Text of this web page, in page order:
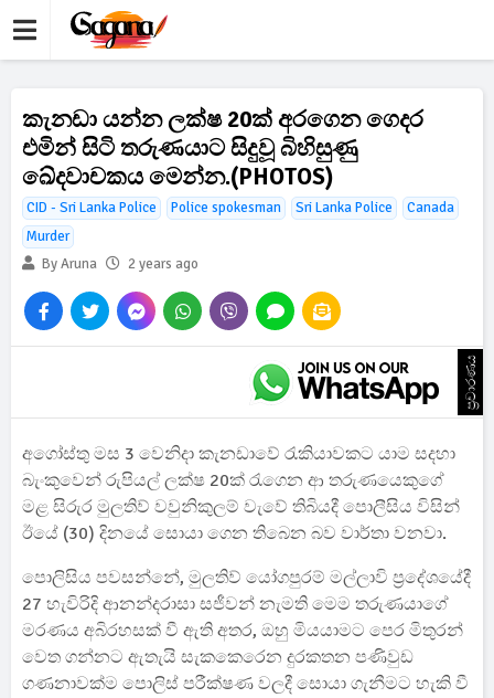
කැනඩා යන්න ලක්ෂ 20ක් අරගෙන ගෙදර
එමින් සිටි තරුණයාට සිදුවූ බිහිසුණු
ඛේදවාචකය මෙන්න.(PHOTOS)
CID - Sri Lanka Police Police spokesman Sri Lanka Police
Canada
Murder
By Aruna
2 years ago
ප්‍රචාරණය
අගෝස්තු මස 3 වෙනිදා කැනඩාවේ රැකියාවකට යාම සදහා
බැංකුවෙන් රුපියල් ලක්ෂ 20ක් රැගෙන ආ තරුණයෙකුගේ
මළ සිරුර මුලතිව් වවුනිකුලම් වැවේ තිබියදී පොලීසිය විසින්
ඊයේ (30) දිනයේ සොයා ගෙන තිබෙන බව වාර්තා වනවා.
පොලිසිය පවසන්නේ, මුලතිව් යෝගපුරම් මල්ලාවි ප්‍රදේශයේදී
27 හැවිරිදි ආනන්දරාසා සජීවන් නැමති මෙම තරුණයාගේ
මරණය අබිරහසක් වී ඇති අතර, ඔහු මියයාමට පෙර මිතුරන්
වෙත ගන්නට ඇතැයි සැකකෙරෙන දුරකතන පණිවුඩ
ගණනාවක්ම පොලිස් පරීක්ෂණ වලදී සොයා ගැනීමට හැකි වී